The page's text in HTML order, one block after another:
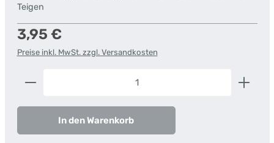
Teigen
Regulärer Preis:
3,95 €
Preise inkl. MwSt. zzgl. Versandkosten
Produkt Anzahl: Gib den gewünschten Wert ein
In den Warenkorb